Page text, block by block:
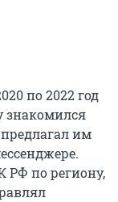
по 2022 год
знакомился
предлагал им
РФ по региону,